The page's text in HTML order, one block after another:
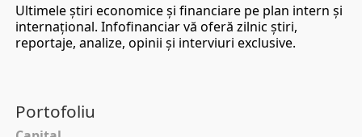
Ultimele ştiri economice şi financiare pe plan intern şi
internaţional. Infofinanciar vă oferă zilnic ştiri,
reportaje, analize, opinii şi interviuri exclusive.
Portofoliu